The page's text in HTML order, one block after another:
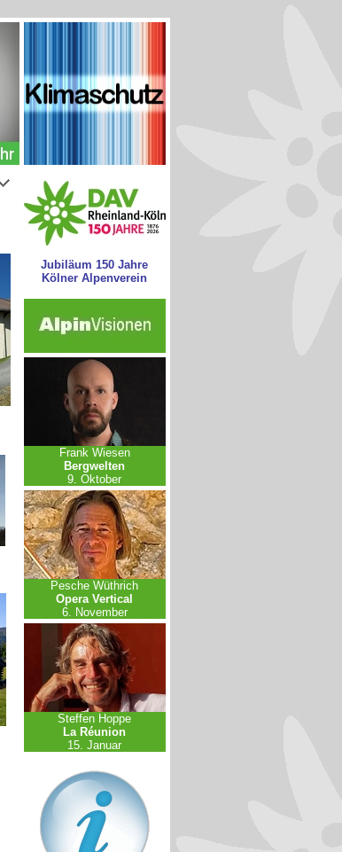
Jubiläum 150 Jahre
Kölner Alpenverein
Frank Wiesen
Bergwelten
9. Oktober
Pesche Wüthrich
Opera Vertical
6. November
Steffen Hoppe
La Réunion
15. Januar